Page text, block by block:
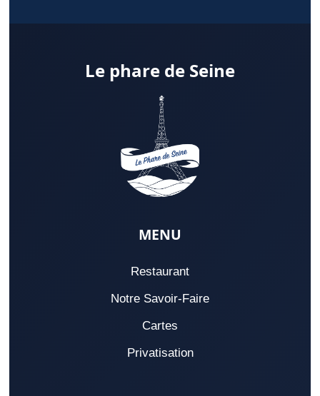
Le phare de Seine
MENU
Restaurant
Notre Savoir-Faire
Cartes
Privatisation